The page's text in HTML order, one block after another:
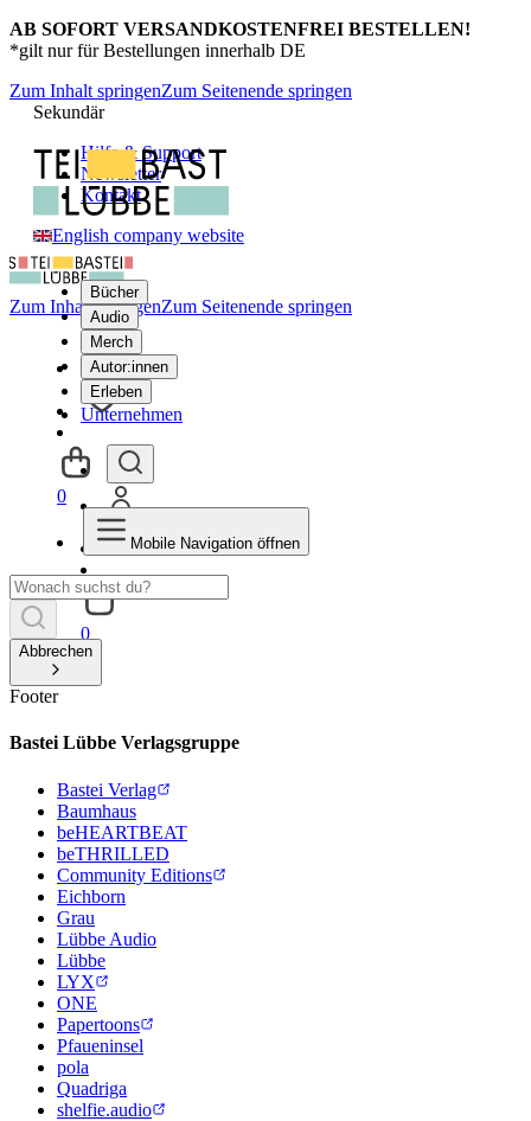
AB SOFORT VERSANDKOSTENFREI BESTELLEN!
*gilt nur für Bestellungen innerhalb DE
Zum Inhalt springenZum Seitenende springen
Sekundär
Hilfe & Support
Newsletter
Kontakt
English company website
Bücher
Audio
Merch
Autor:innen
Erleben
Unternehmen
0
Zum Inhalt springenZum Seitenende springen
0
Mobile Navigation öffnen
Abbrechen
Footer
Bastei Lübbe Verlagsgruppe
Bastei Verlag
Baumhaus
beHEARTBEAT
beTHRILLED
Community Editions
Eichborn
Grau
Lübbe Audio
Lübbe
LYX
ONE
Papertoons
Pfaueninsel
pola
Quadriga
shelfie.audio